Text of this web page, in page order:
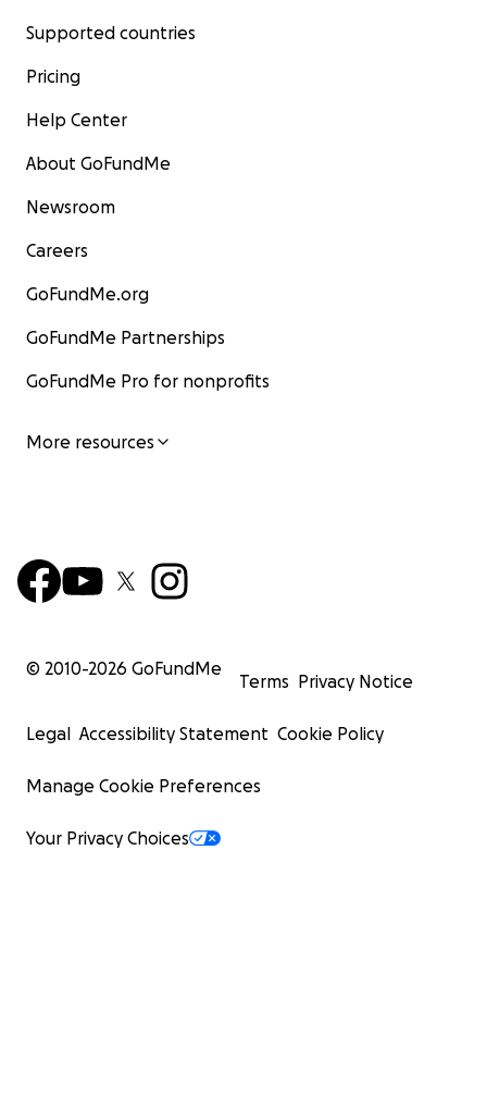
Supported countries
Pricing
Help Center
About GoFundMe
Newsroom
Careers
GoFundMe.org
GoFundMe Partnerships
GoFundMe Pro for nonprofits
More resources
© 2010-2026 GoFundMe
Terms Privacy Notice
Legal Accessibility Statement Cookie Policy
Manage Cookie Preferences
Your Privacy Choices